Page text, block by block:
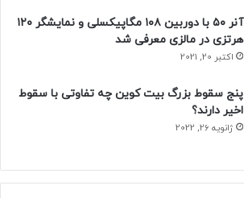
آنر ۵۰ با دوربین ۱۰۸ مگاپیکسلی و نمایشگر ۱۲۰
هرتزی در مالزی معرفی شد
اکتبر 20, 2021
پنج سقوط بزرگ بیت کوین چه تفاوتی با سقوط
اخیر دارند؟
ژانویه 26, 2022